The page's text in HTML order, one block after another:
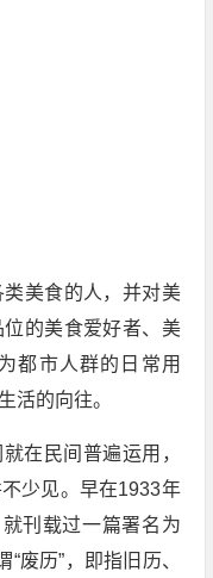
美食的人，并对美
的美食爱好者、美
都市人群的日常用
活的向往。
在民间普遍运用，
少见。早在1933年
刊载过一篇署名为
废历”，即指旧历、